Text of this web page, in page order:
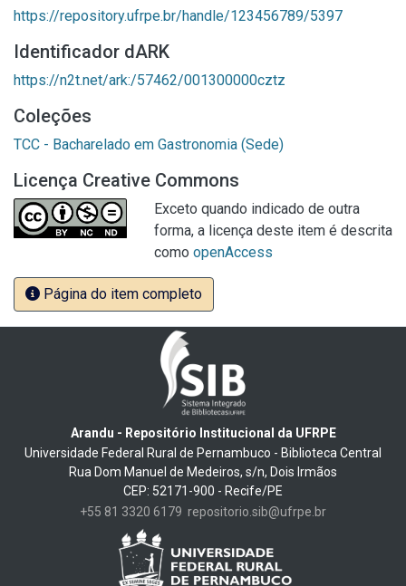
https://repository.ufrpe.br/handle/123456789/5397
Identificador dARK
https://n2t.net/ark:/57462/001300000cztz
Coleções
TCC - Bacharelado em Gastronomia (Sede)
Licença Creative Commons
Exceto quando indicado de outra
forma, a licença deste item é descrita
como openAccess
Página do item completo
Arandu - Repositório Institucional da UFRPE
Universidade Federal Rural de Pernambuco - Biblioteca Central
Rua Dom Manuel de Medeiros, s/n, Dois Irmãos
CEP: 52171-900 - Recife/PE
+55 81 3320 6179 repositorio.sib@ufrpe.br